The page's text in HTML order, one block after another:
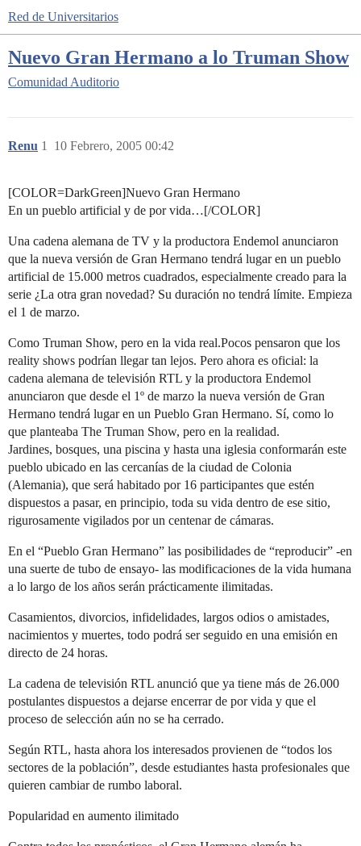
Red de Universitarios
Nuevo Gran Hermano a lo Truman Show
Comunidad Auditorio
Renu 10 Febrero, 2005 00:42
1
[COLOR=DarkGreen]Nuevo Gran Hermano
En un pueblo artificial y de por vida…[/COLOR]
Una cadena alemana de TV y la productora Endemol anunciaron
que la nueva versión de Gran Hermano tendrá lugar en un pueblo
artificial de 15.000 metros cuadrados, especialmente creado para la
serie ¿La otra gran novedad? Su duración no tendrá límite. Empieza
el 1 de marzo.
Como Truman Show, pero en la vida real.Pocos pensaron que los
reality shows podrían llegar tan lejos. Pero ahora es oficial: la
cadena alemana de televisión RTL y la productora Endemol
anunciaron que desde el 1º de marzo la nueva versión de Gran
Hermano tendrá lugar en un Pueblo Gran Hermano. Sí, como lo
que planteaba The Truman Show, pero en la realidad.
Jardines, bosques, una piscina y hasta una iglesia conformarán este
pueblo ubicado en las cercanías de la ciudad de Colonia
(Alemania), que será habitado por 16 participantes que estén
dispuestos a pasar, en principio, toda su vida dentro de ese sitio,
rigurosamente vigilados por un centenar de cámaras.
En el “Pueblo Gran Hermano” las posibilidades de “reproducir” -en
una suerte de tubo de ensayo- las modificaciones de la vida humana
a lo largo de los años serán prácticamente ilimitadas.
Casamientos, divorcios, infidelidades, largos odios o amistades,
nacimientos y muertes, todo podrá ser seguido en una emisión en
directo de 24 horas.
La cadena de televisión RTL anunció que ya tiene más de 26.000
postulantes dispuestos a dejarse encerrar de por vida y que el
proceso de selección aún no se ha cerrado.
Según RTL, hasta ahora los interesados provienen de “todos los
sectores de la población”, desde estudiantes hasta profesionales que
quieren cambiar de rumbo laboral.
Popularidad en aumento ilimitado